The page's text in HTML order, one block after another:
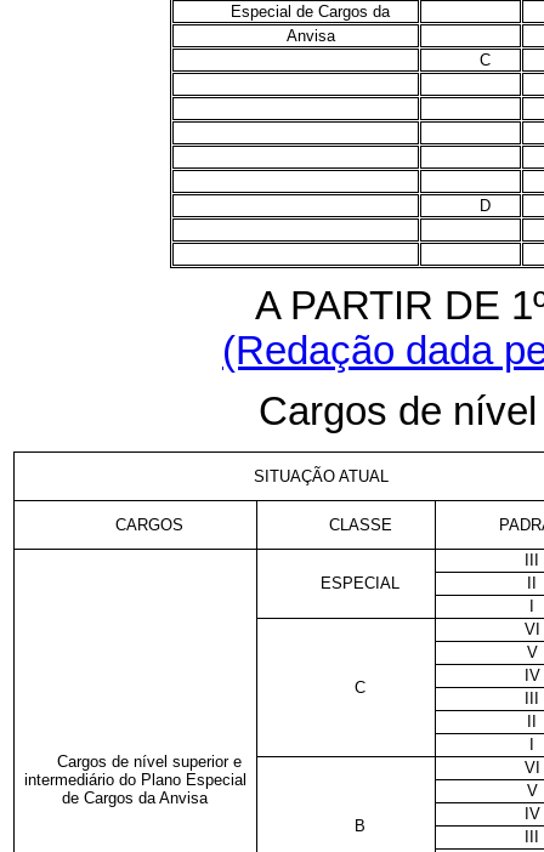
Especial de Cargos da
Anvisa
C
D
A PARTIR DE
(Redação dada
Cargos de
SITUAÇÃO ATUAL
CARGOS CLASSE
Cargos de nível superior e
intermediário do Plano Especial
de Cargos da Anvisa
ESPECIAL
III
II
I
C
VI
V
IV
III
II
I
B
VI
V
IV
III